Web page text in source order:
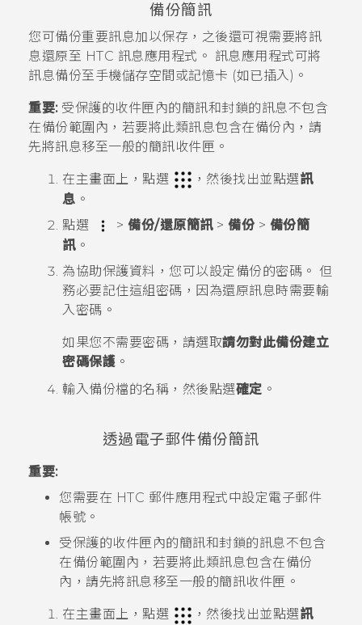
備份簡訊
您可備份重要訊息加以保存，之後還可視需要將訊
息還原至 HTC 訊息應用程式。 訊息應用程式可將
訊息備份至手機儲存空間或記憶卡 (如已插入)。
重要:受保護的收件匣內的簡訊和封鎖的訊息不包含
在備份範圍內，若要將此類訊息包含在備份內，請
先將訊息移至一般的簡訊收件匣。
在主畫面 上，點選 ，然後找出並點選訊
息 。
點選
> 備份/還原簡訊> 備份 > 備份簡
訊。
為協助保護資料，您可以設定備份的密碼。 但
務必要記住這組密碼，因為還原訊息時需要輸
入密碼。
如果您不需要密碼，請選取請勿對此備份建立
密碼保護 。
輸入備份檔的名稱，然後點選確定 。
透過電子郵件備份簡訊
重要:
您需要在 HTC 郵件應用程式中設定電子郵件
帳號。
受保護的收件匣內的簡訊和封鎖的訊息不包含
在備份範圍內，若要將此類訊息包含在備份
內，請先將訊息移至一般的簡訊收件匣。
在主畫面上，點選 ，然後找出並點選訊